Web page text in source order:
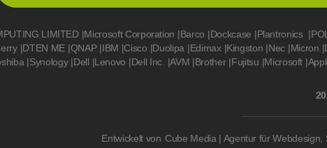
LIMITED |Microsoft Corporation |Barco |Dockcase |Plantronics |
|DTEN ME |QNAP |IBM |Cisco |Duolipa |Edimax |Kingston |Nec |Micron |
|Synology |Dell |Lenovo |Dell Inc. |AVM |Brother |Fujitsu |Microsoft |
Entwickelt von Cube Media | Agentur für